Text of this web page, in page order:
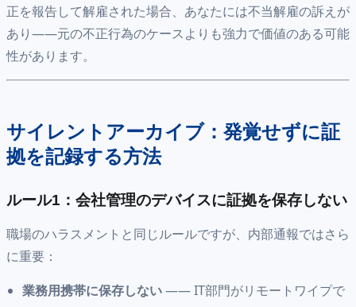
正を報告して解雇された場合、あなたには不当解雇の訴えが
あり——元の不正行為のケースよりも強力で価値のある可能
性があります。
サイレントアーカイブ：発覚せずに証
拠を記録する方法
ルール1：会社管理のデバイスに証拠を保存しない
職場のハラスメントと同じルールですが、内部通報ではさら
に重要：
業務用携帯に保存しない—— IT部門がリモートワイプで